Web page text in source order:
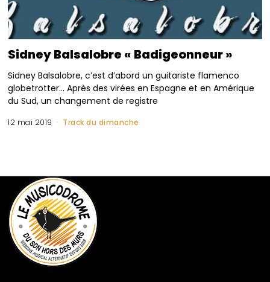
Sidney Balsalobre « Badigeonneur »
Sidney Balsalobre, c’est d’abord un guitariste flamenco
globetrotter… Après des virées en Espagne et en Amérique
du Sud, un changement de registre
12 mai 2019 Track du dimanche